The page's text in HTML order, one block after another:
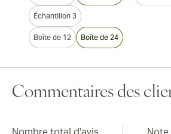
Échantillon 3
Boîte de 12 Boîte de 24
Commentaires des